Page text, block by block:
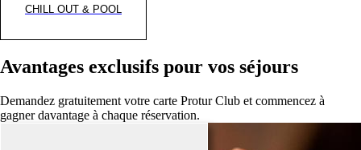
CHILL OUT & POOL
Avantages exclusifs pour vos séjours
Demandez gratuitement votre carte Protur Club et commencez à
gagner davantage à chaque réservation.